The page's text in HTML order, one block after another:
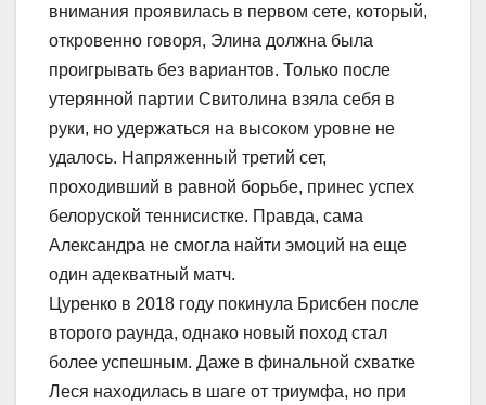
внимания проявилась в первом сете, который,
откровенно говоря, Элина должна была
проигрывать без вариантов. Только после
утерянной партии Свитолина взяла себя в
руки, но удержаться на высоком уровне не
удалось. Напряженный третий сет,
проходивший в равной борьбе, принес успех
белоруской теннисистке. Правда, сама
Александра не смогла найти эмоций на еще
один адекватный матч.
Цуренко в 2018 году покинула Брисбен после
второго раунда, однако новый поход стал
более успешным. Даже в финальной схватке
Леся находилась в шаге от триумфа, но при